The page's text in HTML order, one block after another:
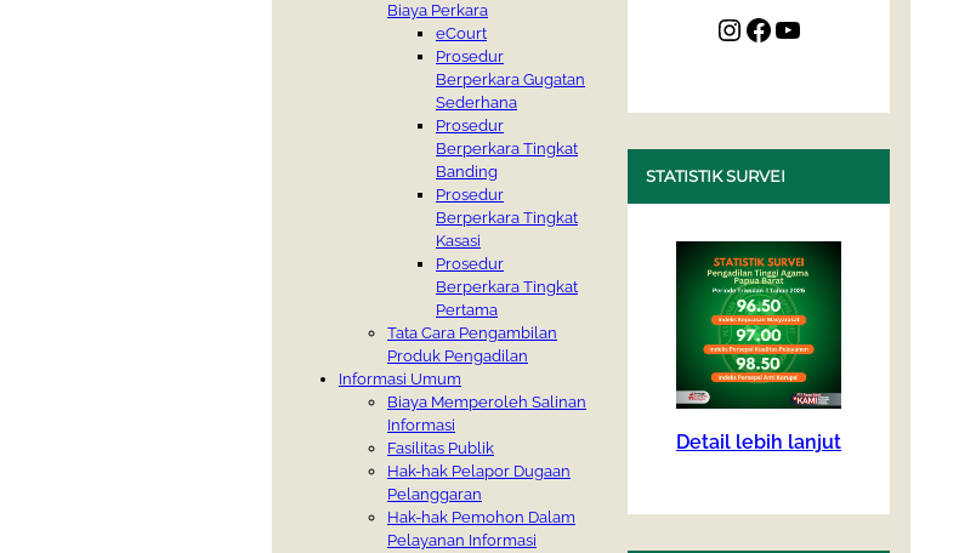
Biaya Perkara
eCourt
Prosedur
Berperkara Gugatan
Sederhana
Prosedur
Berperkara Tingkat
Banding
Prosedur
Berperkara Tingkat
Kasasi
Prosedur
Berperkara Tingkat
Pertama
Tata Cara Pengambilan
Produk Pengadilan
Informasi Umum
Biaya Memperoleh Salinan
Informasi
Fasilitas Publik
Hak-hak Pelapor Dugaan
Pelanggaran
Hak-hak Pemohon Dalam
Pelayanan Informasi
InstagramFacebook YouTube
STATISTIK SURVEI
Detail lebih lanjut